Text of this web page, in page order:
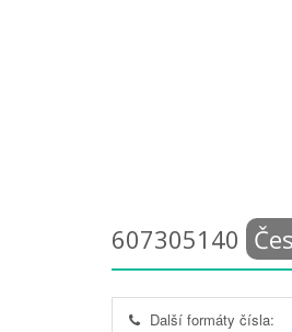
607305140
Další formáty čísla: